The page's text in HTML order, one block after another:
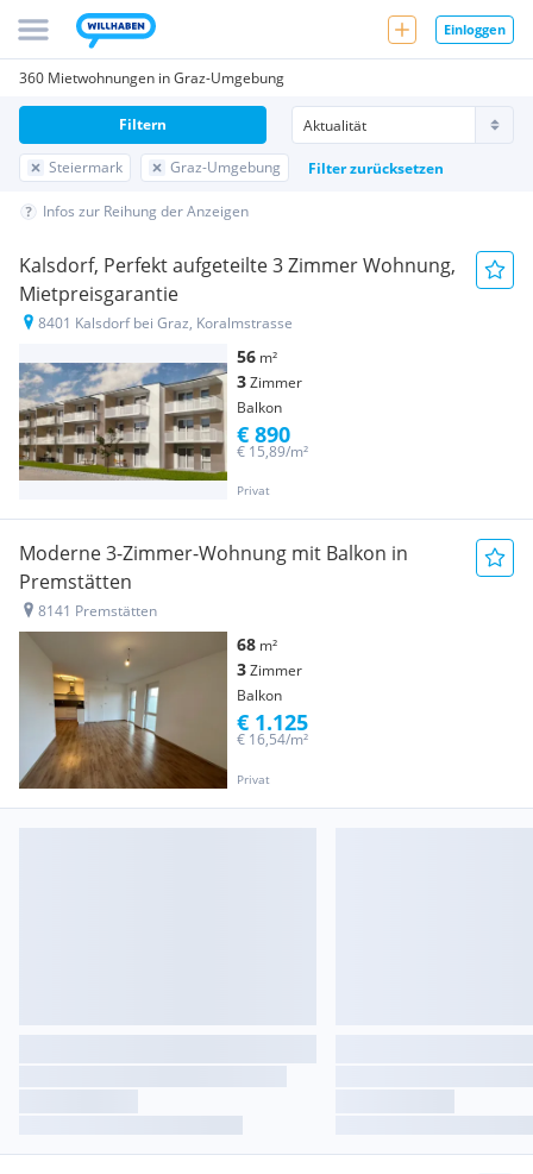
Einloggen
360 Mietwohnungen in Graz-Umgebung
Steiermark Graz-Umgebung Filter zurücksetzen
Filtern
Infos zur Reihung der Anzeigen
Kalsdorf, Perfekt aufgeteilte 3 Zimmer Wohnung,
Mietpreisgarantie
8401 Kalsdorf bei Graz, Koralmstrasse
56 m²
3Zimmer
Balkon
Privat
€ 15,89/m²
€ 890
Moderne 3-Zimmer-Wohnung mit Balkon in
Premstätten
8141 Premstätten
68 m²
3Zimmer
Balkon
Privat
€ 16,54/m²
€ 1.125